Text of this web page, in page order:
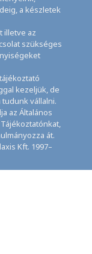
a készletek
illetve az
szükséges
kezeljük, de
vállalni.
az Általános
át.
Kft. 1997–